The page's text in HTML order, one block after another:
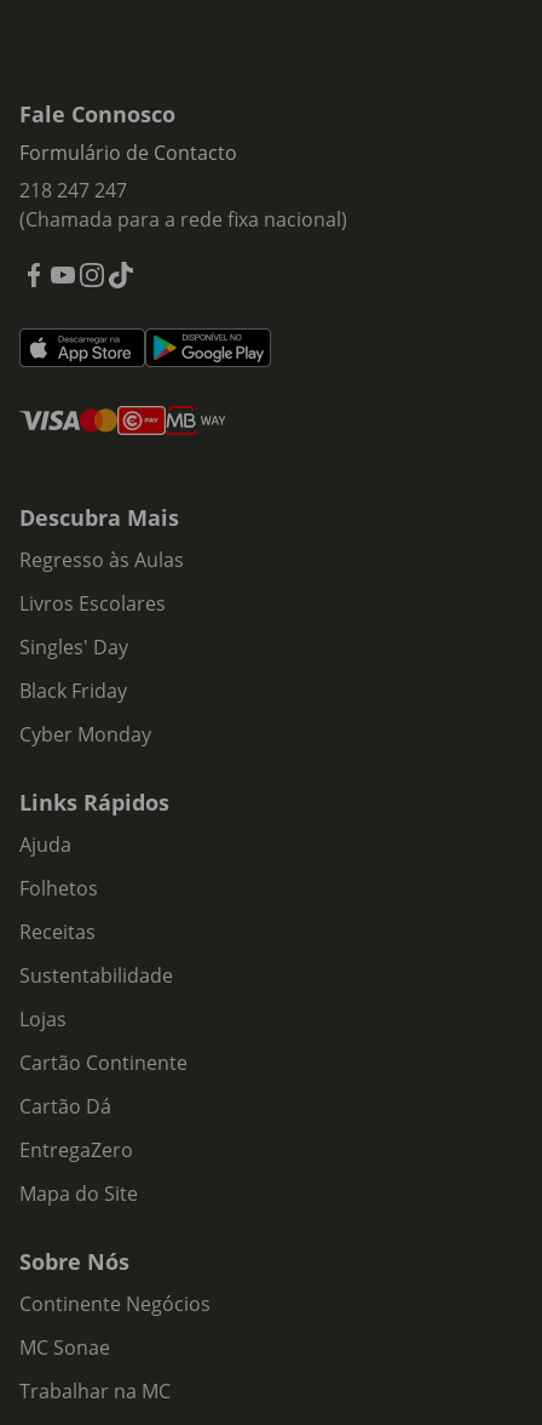
Fale Connosco
Formulário de Contacto
218 247 247
(Chamada para a rede fixa nacional)
Descubra Mais
Regresso às Aulas
Livros Escolares
Singles' Day
Black Friday
Cyber Monday
Links Rápidos
Ajuda
Folhetos
Receitas
Sustentabilidade
Lojas
Cartão Continente
Cartão Dá
EntregaZero
Mapa do Site
Sobre Nós
Continente Negócios
MC Sonae
Trabalhar na MC